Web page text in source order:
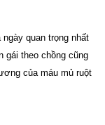
quan trọng nhất
gái theo chồng cũng
của máu mủ ruột